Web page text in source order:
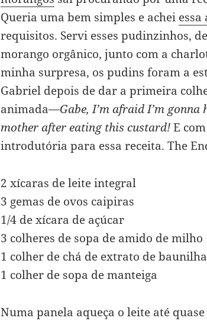
Queria uma bem simples e achei essa
requisitos. Servi esses pudinzinhos,
morango orgânico, junto com a
minha surpresa, os pudins foram a
Gabriel depois de dar a primeira
animada—Gabe, I’m afraid I’m
mother after eating this custard!E
introdutória para essa receita. The
2 xícaras de leite integral
3 gemas de ovos caipiras
1/4 de xícara de açúcar
3 colheres de sopa de amido de milho
1 colher de chá de extrato de
1 colher de sopa de manteiga
Numa panela aqueça o leite até